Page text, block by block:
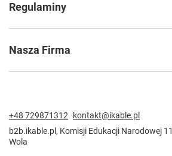
Regulaminy
Nasza Firma
+48 729871312
kontakt@ikable.pl
b2b.ikable.pl, Komisji Edukacji Narodowej 11
Wola